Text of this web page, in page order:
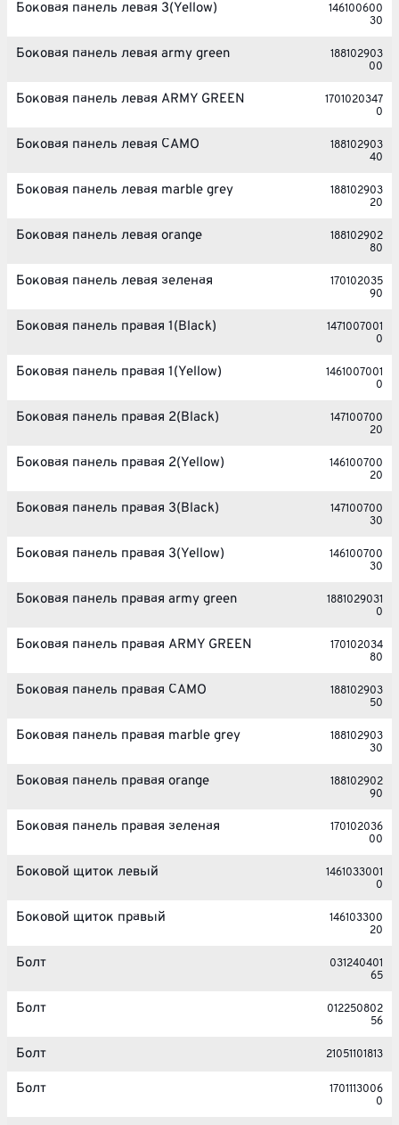
Боковая панель левая 3(Yellow)
146100600
30
Боковая панель левая army green
188102903
00
Боковая панель левая ARMY GREEN
1701020347
0
Боковая панель левая CAMO
188102903
40
Боковая панель левая marble grey
188102903
20
Боковая панель левая orange
188102902
80
Боковая панель левая зеленая
170102035
90
Боковая панель правая 1(Black)
1471007001
0
Боковая панель правая 1(Yellow)
1461007001
0
Боковая панель правая 2(Black)
147100700
20
Боковая панель правая 2(Yellow)
146100700
20
Боковая панель правая 3(Black)
147100700
30
Боковая панель правая 3(Yellow)
146100700
30
Боковая панель правая army green
1881029031
0
Боковая панель правая ARMY GREEN
170102034
80
Боковая панель правая CAMO
188102903
50
Боковая панель правая marble grey
188102903
30
Боковая панель правая orange
188102902
90
Боковая панель правая зеленая
170102036
00
Боковой щиток левый
1461033001
0
Боковой щиток правый
146103300
20
Болт
031240401
65
Болт
012250802
56
Болт 21051101813
Болт
1701113006
0